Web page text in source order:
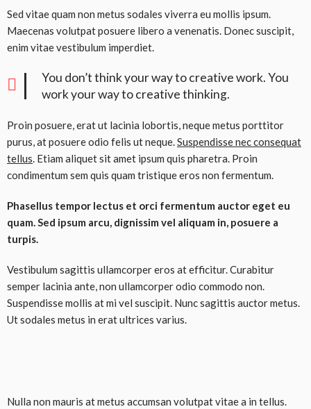
Sed vitae quam non metus sodales viverra eu mollis ipsum.
Maecenas volutpat posuere libero a venenatis. Donec suscipit,
enim vitae vestibulum imperdiet.
You don’t think your way to creative work. You
work your way to creative thinking.
Proin posuere, erat ut lacinia lobortis, neque metus porttitor
purus, at posuere odio felis ut neque.Suspendisse nec consequat
tellus. Etiam aliquet sit amet ipsum quis pharetra. Proin
condimentum sem quis quam tristique eros non fermentum.
Phasellus tempor lectus et orci fermentum auctor eget eu
quam. Sed ipsum arcu, dignissim vel aliquam in, posuere a
turpis.
Vestibulum sagittis ullamcorper eros at efficitur. Curabitur
semper lacinia ante, non ullamcorper odio commodo non.
Suspendisse mollis at mi vel suscipit. Nunc sagittis auctor metus.
Ut sodales metus in erat ultrices varius.
Nulla non mauris at metus accumsan volutpat vitae a in tellus.